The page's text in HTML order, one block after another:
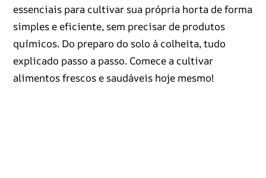
essenciais para cultivar sua própria horta de forma
simples e eficiente, sem precisar de produtos
químicos. Do preparo do solo à colheita, tudo
explicado passo a passo. Comece a cultivar
alimentos frescos e saudáveis hoje mesmo!